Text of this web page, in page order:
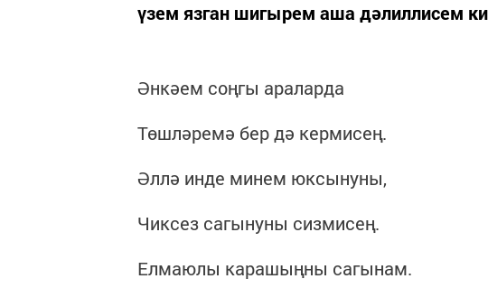
үзем язган шигырем аша дәлиллисем
Әнкәем соңгы араларда
Төшләремә бер дә кермисең.
Әллә инде минем юксынуны,
Чиксез сагынуны сизмисең.
Елмаюлы карашыңны сагынам.